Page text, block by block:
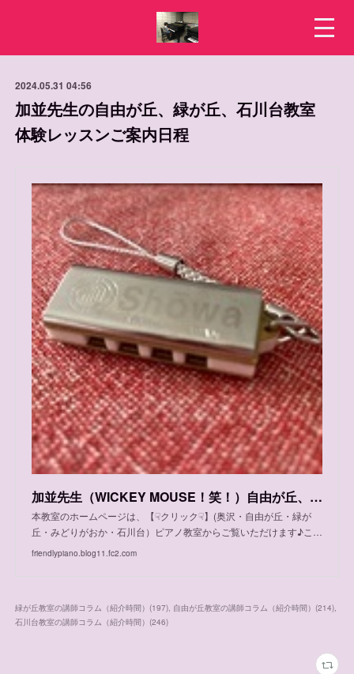
2024.05.31 04:56
加並先生の自由が丘、緑が丘、石川台教室
体験レッスンご案内日程
加並先生（WICKEY MOUSE！笑！）自由が丘、緑が丘、石川台教室 体験レッスンご案内日程
本教室のホームページは、【☟クリック☟】(奥沢・自由が丘・緑が
丘・みどりがおか・石川台）ピアノ教室からご覧いただけます♪こ…
friendlypiano.blog11.fc2.com
緑が丘教室の講師コラム（紹介時間） (197) 自由が丘教室の講師コラム（紹介時間） (214)
石川台教室の講師コラム（紹介時間） (246)